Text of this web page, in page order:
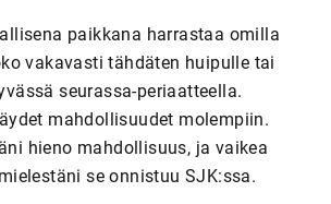
paikkana harrastaa omilla
vakavasti tähdäten huipulle tai
seurassa-periaatteella.
mahdollisuudet molempiin.
hieno mahdollisuus, ja vaikea
se onnistuu SJK:ssa.